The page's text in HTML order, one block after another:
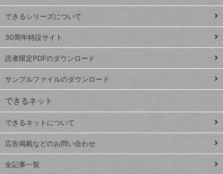
ド
Google
スプレ
ッドシ
ート
iPhone
VLOOKUP
close
閉じ
る
ト
ッ
プ
ペ
ジ
連載
Excel Q&A
トイアンナ流仕
事術
PowerAutomate
できるシリーズについて
30周年特設サイト
読者限定PDFのダウンロード
サンプルファイルのダウンロード
できるネット
できるネットについて
広告掲載などのお問い合わせ
全記事一覧